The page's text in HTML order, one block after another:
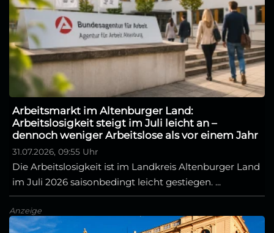
Arbeitsmarkt im Altenburger Land:
Arbeitslosigkeit steigt im Juli leicht an –
dennoch weniger Arbeitslose als vor einem Jahr
31.07.2026, 09:55 Uhr
Die Arbeitslosigkeit ist im Landkreis Altenburger Land
im Juli 2026 saisonbedingt leicht gestiegen. ...
Anzeige